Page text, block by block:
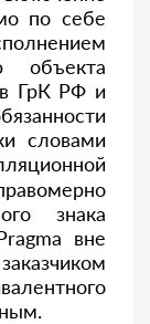
по себе
объекта
в ГрК РФ и
словами
знака
вне
.